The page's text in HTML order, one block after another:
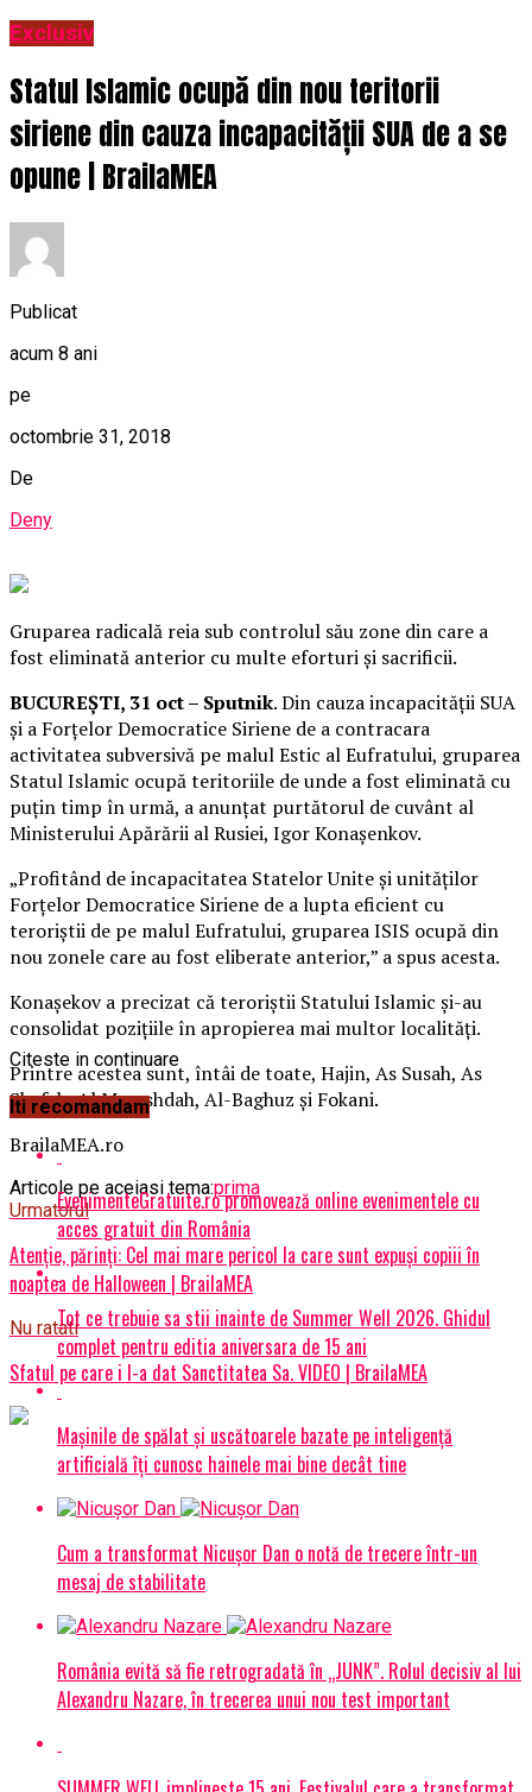
Exclusiv
Statul Islamic ocupă din nou teritorii
siriene din cauza incapacității SUA de a se
opune | BrailaMEA
Publicat
acum 8 ani
pe
octombrie 31, 2018
De
Deny
Gruparea radicală reia sub controlul său zone din care a
fost eliminată anterior cu multe eforturi și sacrificii.
BUCUREȘTI, 31 oct – Sputnik. Din cauza incapacității SUA
și a Forțelor Democratice Siriene de a contracara
activitatea subversivă pe malul Estic al Eufratului, gruparea
Statul Islamic ocupă teritoriile de unde a fost eliminată cu
puțin timp în urmă, a anunțat purtătorul de cuvânt al
Ministerului Apărării al Rusiei, Igor Konașenkov.
„Profitând de incapacitatea Statelor Unite și unităților
Forțelor Democratice Siriene de a lupta eficient cu
teroriștii de pe malul Eufratului, gruparea ISIS ocupă din
nou zonele care au fost eliberate anterior,” a spus acesta.
Konașekov a precizat că teroriștii Statului Islamic și-au
consolidat pozițiile în apropierea mai multor localități.
Printre acestea sunt, întâi de toate, Hajin, As Susah, As
Shafah, Al Marashdah, Al-Baghuz și Fokani.
BrailaMEA.ro
Articole pe aceiasi tema:prima
Urmatorul
Atenţie, părinţi: Cel mai mare pericol la care sunt expuşi copiii în
noaptea de Halloween | BrailaMEA
Nu ratati
Sfatul pe care i l-a dat Sanctitatea Sa. VIDEO | BrailaMEA
Citeste in continuare
Iti recomandam
EvenimenteGratuite.ro promovează online evenimentele cu
acces gratuit din România
Tot ce trebuie sa stii inainte de Summer Well 2026. Ghidul
complet pentru editia aniversara de 15 ani
Mașinile de spălat și uscătoarele bazate pe inteligență
artificială îți cunosc hainele mai bine decât tine
Cum a transformat Nicușor Dan o notă de trecere într-un
mesaj de stabilitate
România evită să fie retrogradată în „JUNK”. Rolul decisiv al lui
Alexandru Nazare, în trecerea unui nou test important